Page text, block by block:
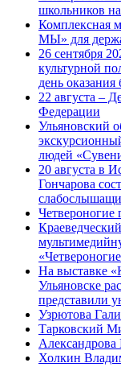
школьников
Комплексная
МЫ» для
26 сентября
культурной
день
22 августа –
Федерации
Ульяновский
людей
20 августа в
Гончарова
Четвероногие
На выставке
Ульяновске
представили
Узрютова
Тарковский
Александрова
Холкин